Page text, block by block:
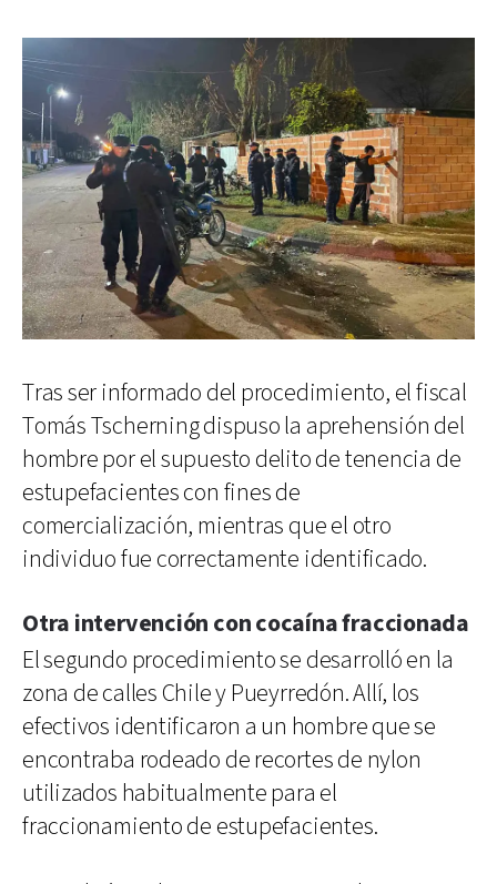
Tras ser informado del procedimiento, el fiscal
Tomás Tscherning dispuso la aprehensión del
hombre por el supuesto delito de tenencia de
estupefacientes con fines de
comercialización, mientras que el otro
individuo fue correctamente identificado.
Otra intervención con cocaína fraccionada
El segundo procedimiento se desarrolló en la
zona de calles Chile y Pueyrredón. Allí, los
efectivos identificaron a un hombre que se
encontraba rodeado de recortes de nylon
utilizados habitualmente para el
fraccionamiento de estupefacientes.